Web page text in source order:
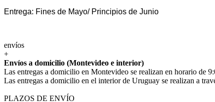
Entrega: Fines de Mayo/ Principios de Junio
envíos
+
Envíos a domicilio (Montevideo e interior)
Las entregas a domicilio en Montevideo se realizan en horario de
Las entregas a domicilio en el interior de Uruguay se realizan a
PLAZOS DE ENVÍO